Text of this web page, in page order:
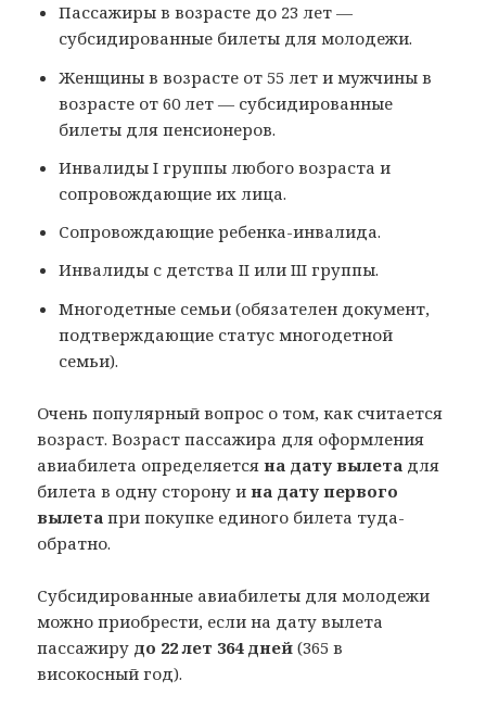
Пассажиры в возрасте до 23 лет —
субсидированные билеты для молодежи.
Женщины в возрасте от 55 лет и мужчины в
возрасте от 60 лет — субсидированные
билеты для пенсионеров.
Инвалиды I группы любого возраста и
сопровождающие их лица.
Сопровождающие ребенка-инвалида.
Инвалиды с детства II или III группы.
Многодетные семьи (обязателен документ,
подтверждающие статус многодетной
семьи).
Очень популярный вопрос о том, как считается
возраст. Возраст пассажира для оформления
авиабилета определяетсяна дату вылета для
билета в одну сторону ина дату первого
вылета при покупке единого билета туда-
обратно.
Субсидированные авиабилеты для молодежи
можно приобрести, если на дату вылета
пассажиру до 22 лет 364 дней (365 в
високосный год).